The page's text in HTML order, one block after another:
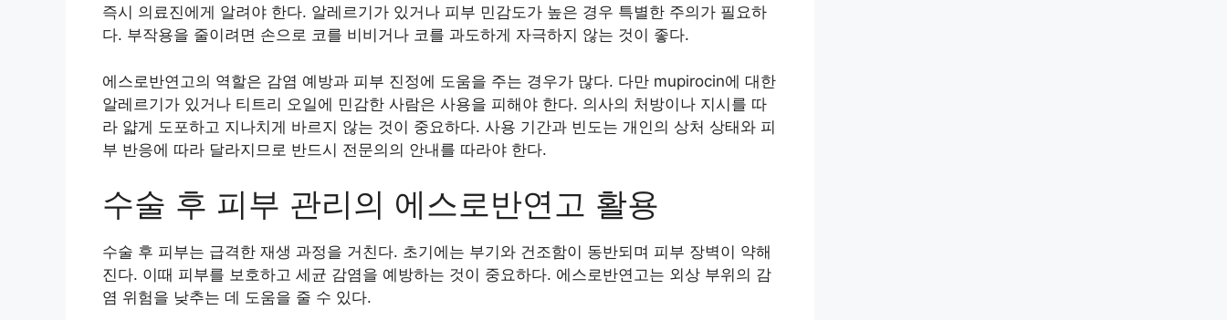
즉시 의료진에게 알려야 한다. 알레르기가 있거나 피부 민감도가 높은 경우 특별한 주의가 필요하
다. 부작용을 줄이려면 손으로 코를 비비거나 코를 과도하게 자극하지 않는 것이 좋다.
에스로반연고의 역할은 감염 예방과 피부 진정에 도움을 주는 경우가 많다. 다만 mupirocin에 대한
알레르기가 있거나 티트리 오일에 민감한 사람은 사용을 피해야 한다. 의사의 처방이나 지시를 따
라 얇게 도포하고 지나치게 바르지 않는 것이 중요하다. 사용 기간과 빈도는 개인의 상처 상태와 피
부 반응에 따라 달라지므로 반드시 전문의의 안내를 따라야 한다.
수술 후 피부 관리의 에스로반연고 활용
수술 후 피부는 급격한 재생 과정을 거친다. 초기에는 부기와 건조함이 동반되며 피부 장벽이 약해
진다. 이때 피부를 보호하고 세균 감염을 예방하는 것이 중요하다. 에스로반연고는 외상 부위의 감
염 위험을 낮추는 데 도움을 줄 수 있다.